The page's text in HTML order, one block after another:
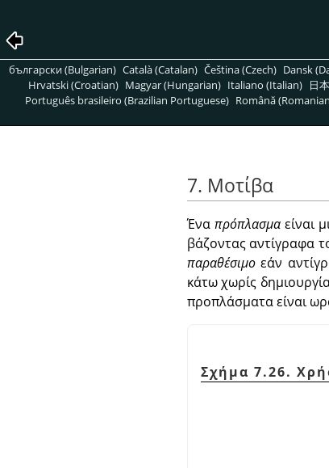
български (Bulgarian) Català (Catalan) Čeština (Czech) Dansk
Hrvatski (Croatian) Magyar (Hungarian) Italiano (Italian) 日
Português brasileiro (Brazilian Portuguese) Română
7. Μοτίβα
Έναπρόπλασμα είναι
βάζοντας αντίγραφα
παραθέσιμο εάν
κάτω χωρίς
προπλάσματα είναι
Σχήμα 7.26.